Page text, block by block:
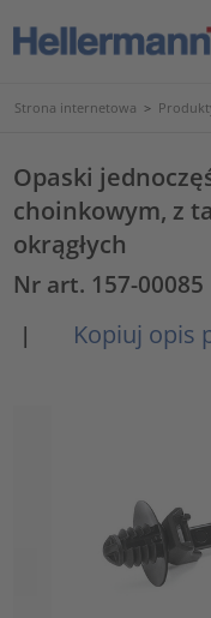
Strona internetowa >
Opaski
choinkowym, z
okrągłych
Nr art. 157-00085
|
Kopiuj opis